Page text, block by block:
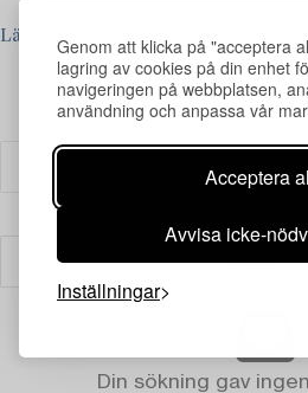
Genom att klicka på "acceptera
lagring av cookies på din enhet
navigeringen på webbplatsen,
användning och anpassa vår
Acceptera
Avvisa icke-
Inställningar
Läs mer
Filter
Din sökning gav